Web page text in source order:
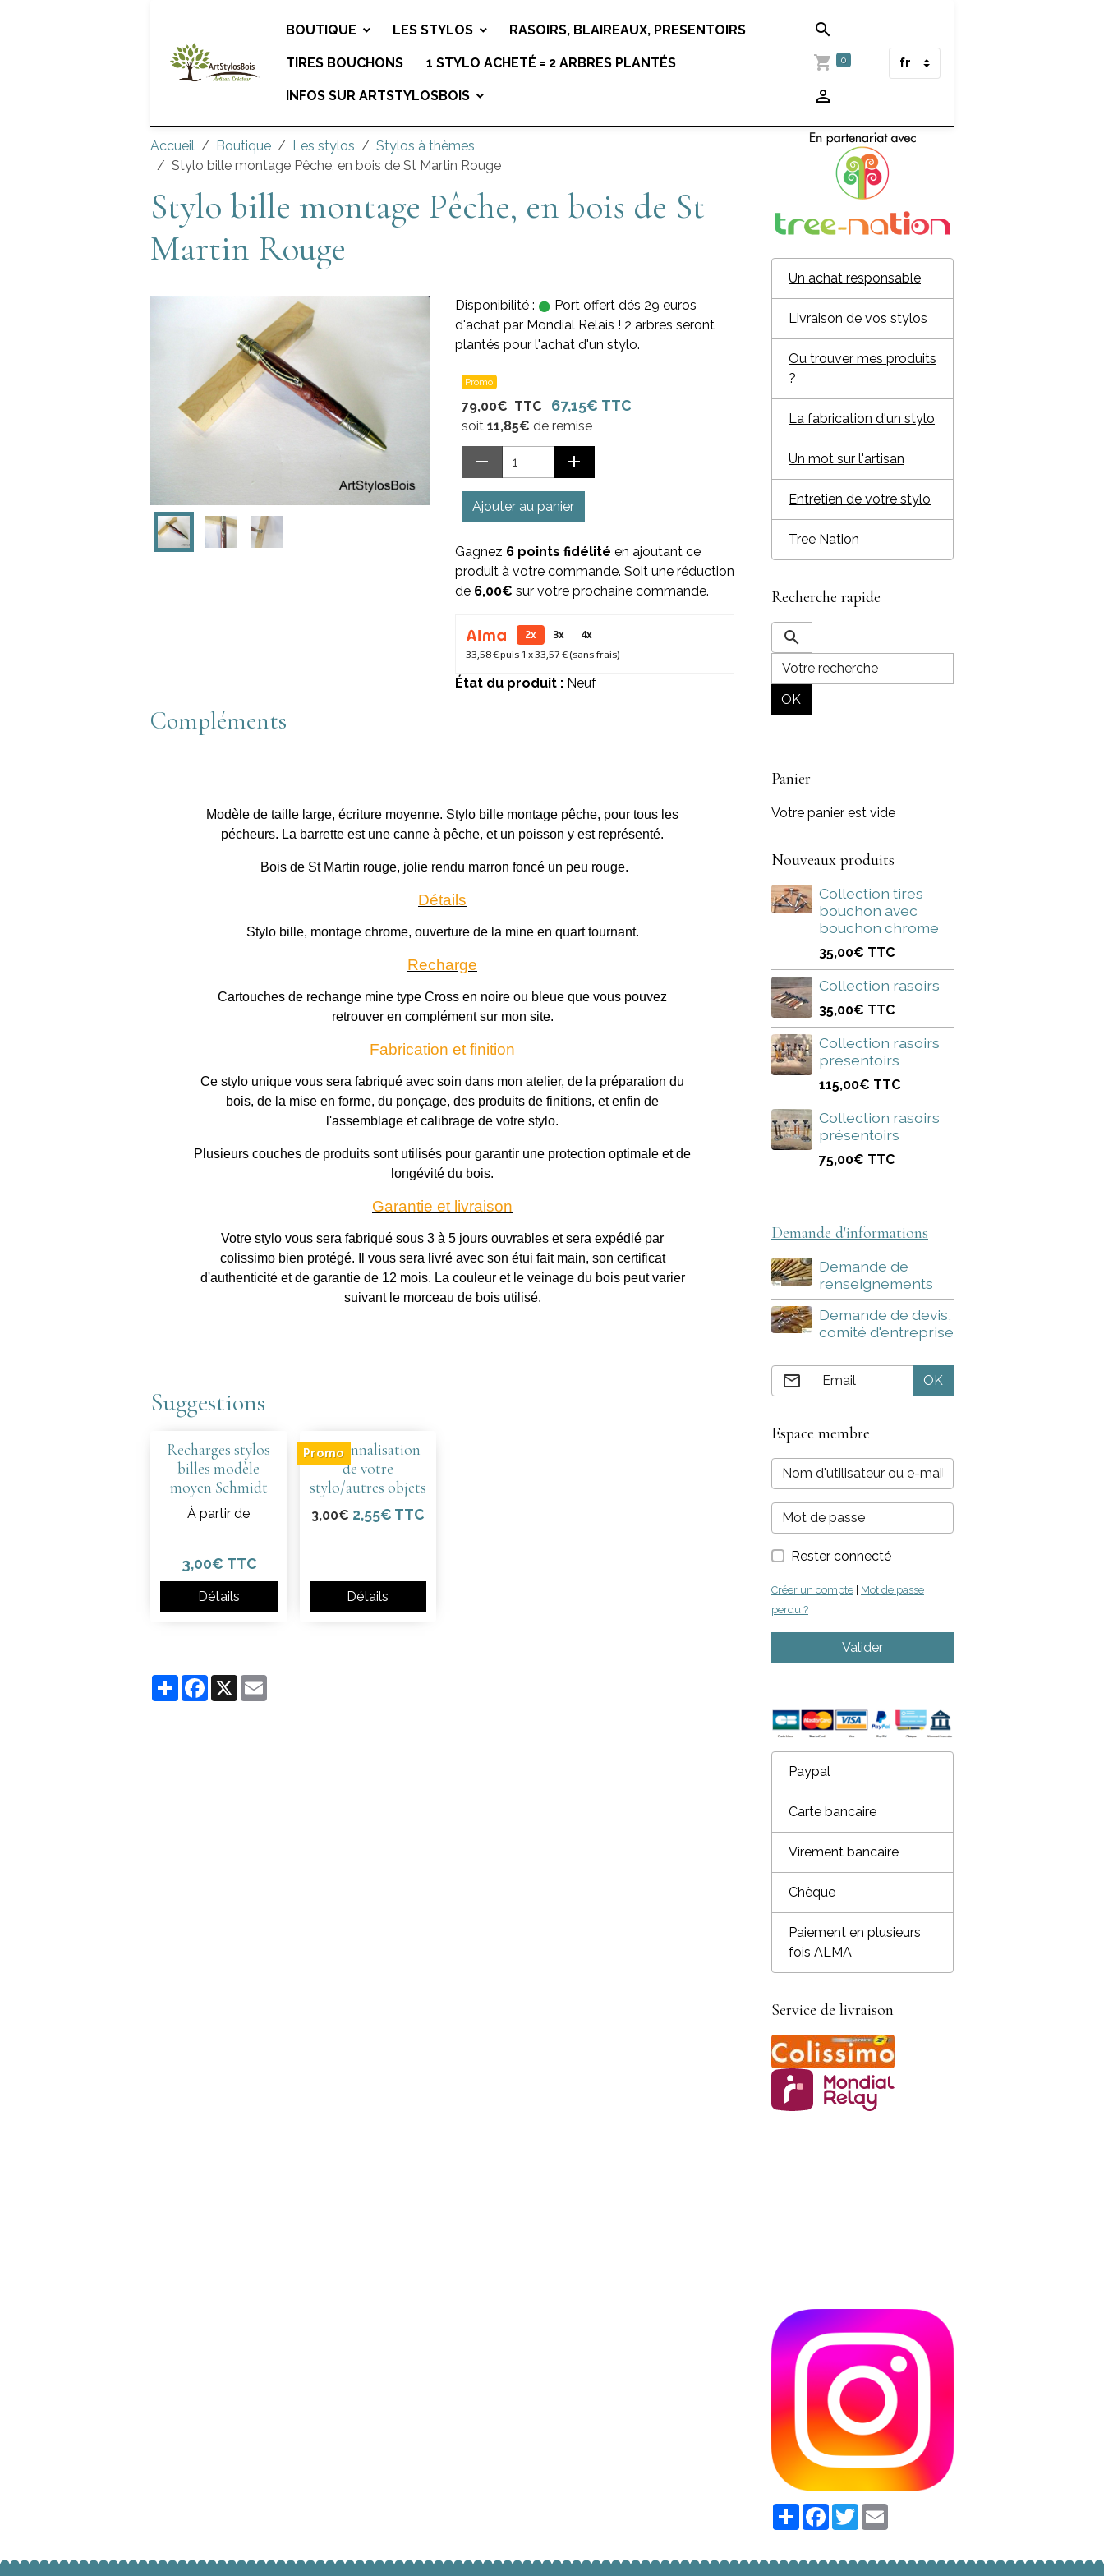
BOUTIQUE LES STYLOS RASOIRS, BLAIREAUX, PRESENTOIRS
TIRES BOUCHONS 1 STYLO ACHETÉ = 2 ARBRES PLANTÉS
INFOS SUR ARTSTYLOSBOIS
0
Accueil Boutique Les stylos
Stylos à thèmes
Stylo bille montage Pêche, en bois de St Martin Rouge
Stylo bille montage Pêche, en bois de St
Martin Rouge
Disponibilité :
Port offert dés 29 euros
d'achat par Mondial Relais ! 2 arbres seront
plantés pour l'achat d'un stylo.
Promo
79,00€ TTC 67,15€ TTC
soit 11,85€ de remise
Ajouter au panier
Gagnez 6 points fidélité en ajoutant ce
produit à votre commande. Soit une réduction
de 6,00€ sur votre prochaine commande.
2x 3x
4x
33,58 €puis 1 x33,57 €(sans frais)
État du produit :Neuf
Compléments
Modèle de taille large, écriture moyenne. Stylo bille montage pêche, pour tous les
pécheurs. La barrette est une canne à pêche, et un poisson y est représenté.
Bois de St Martin rouge, jolie rendu marron foncé un peu rouge.
Détails
Stylo bille, montage chrome, ouverture de la mine en quart tournant.
Recharge
Cartouches de rechange mine type Cross en noire ou bleue que vous pouvez
retrouver en complément sur mon site.
Fabrication et finition
Ce stylo unique vous sera fabriqué avec soin dans mon atelier, de la préparation du
bois, de la mise en forme, du ponçage, des produits de finitions, et enfin de
l'assemblage et calibrage de votre stylo.
Plusieurs couches de produits sont utilisés pour garantir une protection optimale et de
longévité du bois.
Garantie et livraison
Votre stylo vous sera fabriqué sous 3 à 5 jours ouvrables et sera expédié par
colissimo bien protégé. Il vous sera livré avec son étui fait main, son certificat
d'authenticité et de garantie de 12 mois. La couleur et le veinage du bois peut varier
suivant le morceau de bois utilisé.
Suggestions
Recharges stylos
billes modèle
moyen Schmidt
À partir de
3,00€ TTC
Détails
Promo
Personnalisation
de votre
stylo/autres objets
3,00€ 2,55€ TTC
Détails
PartagerFacebook
X
Un achat responsable
Livraison de vos stylos
Ou trouver mes produits
?
La fabrication d'un stylo
Un mot sur l'artisan
Entretien de votre stylo
Tree Nation
Recherche rapide
OK
Panier
Votre panier est vide
Nouveaux produits
Collection tires
bouchon avec
bouchon chrome
35,00€ TTC
Collection rasoirs
35,00€ TTC
Collection rasoirs
présentoirs
115,00€ TTC
Collection rasoirs
présentoirs
75,00€ TTC
Demande d'informations
Demande de
renseignements
Demande de devis,
comité d'entreprise
OK
Espace membre
Rester connecté
Créer un compte
Mot de passe
perdu ?
Valider
Paypal
Carte bancaire
Virement bancaire
Chèque
Paiement en plusieurs
fois ALMA
Service de livraison
PartagerFacebook
Twitter